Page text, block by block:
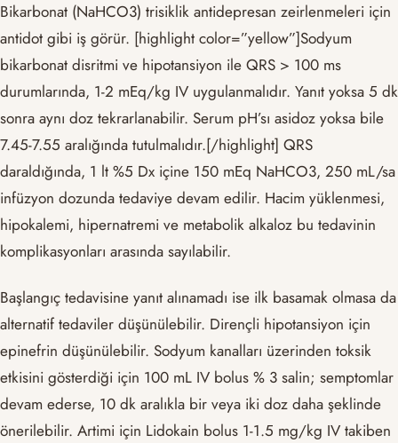
Bikarbonat (NaHCO3) trisiklik antidepresan zeirlenmeleri için
antidot gibi iş görür. [highlight color=”yellow”]Sodyum
bikarbonat disritmi ve hipotansiyon ile QRS > 100 ms
durumlarında, 1-2 mEq/kg IV uygulanmalıdır. Yanıt yoksa 5 dk
sonra aynı doz tekrarlanabilir. Serum pH’sı asidoz yoksa bile
7.45-7.55 aralığında tutulmalıdır.[/highlight] QRS
daraldığında, 1 lt %5 Dx içine 150 mEq NaHCO3, 250 mL/sa
infüzyon dozunda tedaviye devam edilir. Hacim yüklenmesi,
hipokalemi, hipernatremi ve metabolik alkaloz bu tedavinin
komplikasyonları arasında sayılabilir.
Başlangıç tedavisine yanıt alınamadı ise ilk basamak olmasa da
alternatif tedaviler düşünülebilir. Dirençli hipotansiyon için
epinefrin düşünülebilir. Sodyum kanalları üzerinden toksik
etkisini gösterdiği için 100 mL IV bolus % 3 salin; semptomlar
devam ederse, 10 dk aralıkla bir veya iki doz daha şeklinde
önerilebilir. Artimi için Lidokain bolus 1-1.5 mg/kg IV takiben